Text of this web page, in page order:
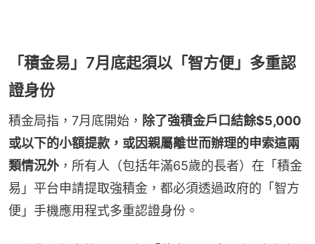
「積金易」7月底起須以「智方便」多重認
證身份
積金局指，7月底開始， 除了強積金戶口結餘$5,000
或以下的小額提款，或因親屬離世而辦理的申索這兩
類情況外 ，所有人（包括年滿65歲的長者）在「積金
易」平台申請提取強積金，都必須透過政府的「智方
便」手機應用程式多重認證身份。